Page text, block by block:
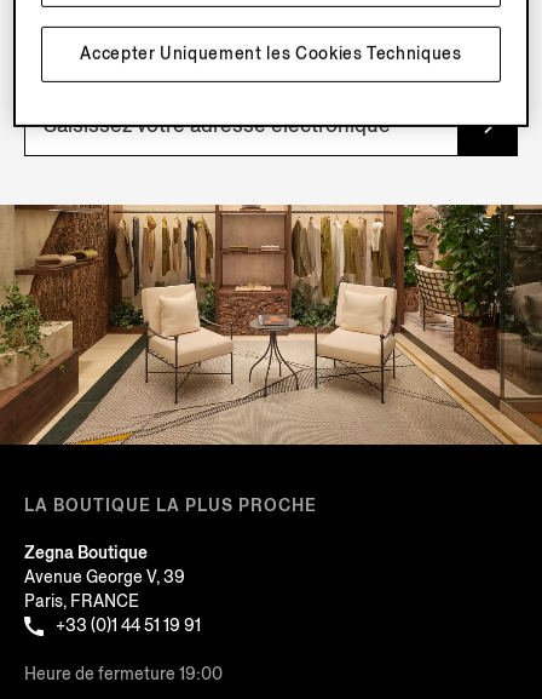
contenus, d’offres et de services exclusifs et découvrir
nos articles en avant-première.
LA BOUTIQUE LA PLUS PROCHE
Zegna Boutique
Avenue George V, 39
Paris, FRANCE
+33 (0)1 44 51 19 91
Heure de fermeture 19:00
Accepter Uniquement les Cookies Techniques